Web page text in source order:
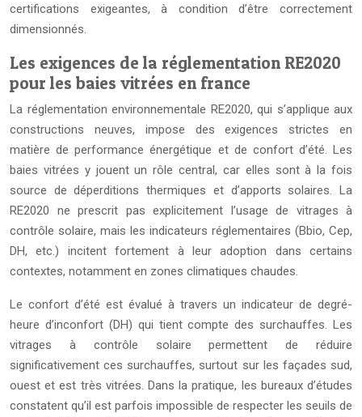
certifications exigeantes, à condition d’être correctement
dimensionnés.
Les exigences de la réglementation RE2020
pour les baies vitrées en france
La réglementation environnementale RE2020, qui s’applique aux
constructions neuves, impose des exigences strictes en
matière de performance énergétique et de confort d’été. Les
baies vitrées y jouent un rôle central, car elles sont à la fois
source de déperditions thermiques et d’apports solaires. La
RE2020 ne prescrit pas explicitement l’usage de vitrages à
contrôle solaire, mais les indicateurs réglementaires (Bbio, Cep,
DH, etc.) incitent fortement à leur adoption dans certains
contextes, notamment en zones climatiques chaudes.
Le confort d’été est évalué à travers un indicateur de degré-
heure d’inconfort (DH) qui tient compte des surchauffes. Les
vitrages à contrôle solaire permettent de réduire
significativement ces surchauffes, surtout sur les façades sud,
ouest et est très vitrées. Dans la pratique, les bureaux d’études
constatent qu’il est parfois impossible de respecter les seuils de